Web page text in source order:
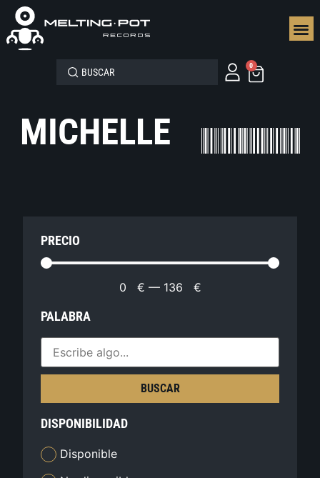
0
MICHELLE
PRECIO
0 € — 136 €
PALABRA
BUSCAR
DISPONIBILIDAD
Disponible